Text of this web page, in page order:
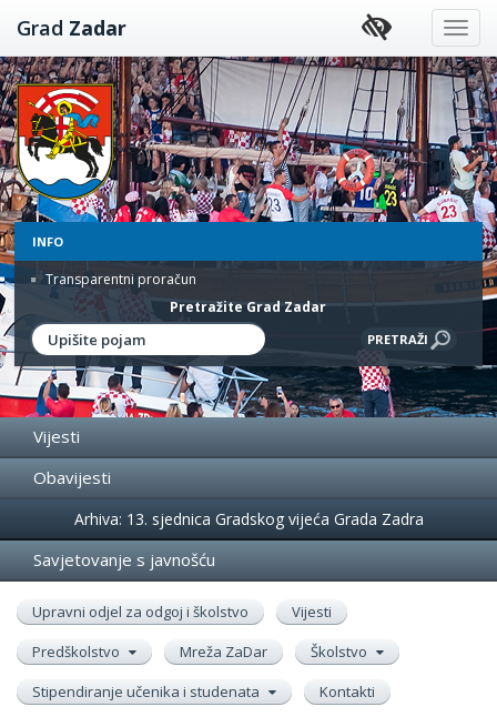
Preskoči
na
sadržaj
Grad Zadar
INFO
Transparentni proračun
Pretražite Grad Zadar
Vijesti
Obavijesti
Događanja
Arhiva: 13. sjednica Gradskog vijeća Grada Zadra
Savjetovanje s javnošću
Upravni odjel za odgoj i školstvo
Vijesti
Predškolstvo
Mreža ZaDar
Školstvo
Stipendiranje učenika i studenata
Kontakti